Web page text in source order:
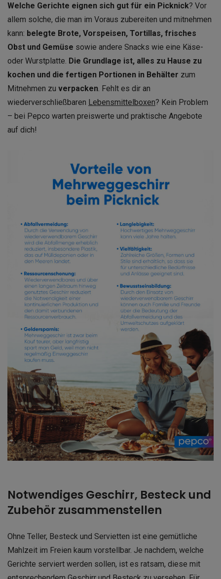
Welche Gerichte eignen sich gut für ein Picknick? Vor
allem solche, die man im Voraus zubereiten und mitnehmen
kann: belegte Brote, Vorspeisen, Tortillas, frisches
Obst und Gemüse sowie andere Snacks wie eine Käse-
oder Wurstplatte. Die Grundlage ist, alles zu Hause zu
kochen und die fertigen Portionen in Behälter zum
Mitnehmen zu verpacken . Fehlt es dir an
wiederverschließbaren Lebensmittelboxen? Kein Problem
– bei Pepco warten preiswerte und praktische Angebote
auf dich!
Notwendiges Geschirr, Besteck und
Zubehör zusammenstellen
Ohne Teller, Besteck und Servietten ist eine gemütliche
Mahlzeit im Freien kaum vorstellbar. Je nachdem, welche
Gerichte serviert werden sollen, ist es ratsam, diese mit